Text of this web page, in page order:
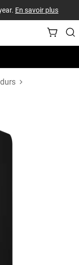
En savoir plus